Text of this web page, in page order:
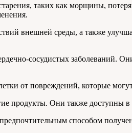
таких как морщины,
внешней среды, а также
сосудистых заболеваний.
от повреждений, которые
продукты. Они также доступны в
способом